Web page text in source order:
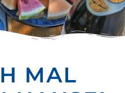
MAL